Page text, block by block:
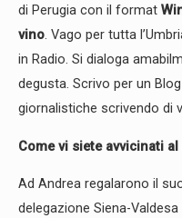
di Perugia con il format
vino. Vago per tutta
in Radio. Si dialoga
degusta. Scrivo per un
giornalistiche scrivendo di
Come vi siete avvicinati
Ad Andrea regalarono il
delegazione Siena-